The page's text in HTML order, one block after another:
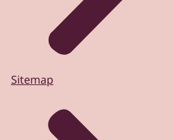
Sitemap